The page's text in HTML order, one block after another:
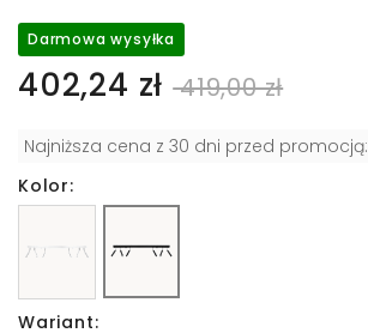
Darmowa wysyłka
402,24 zł 419,00 zł
Najniższa cena z 30 dni przed promocją:
Kolor:
Wariant: